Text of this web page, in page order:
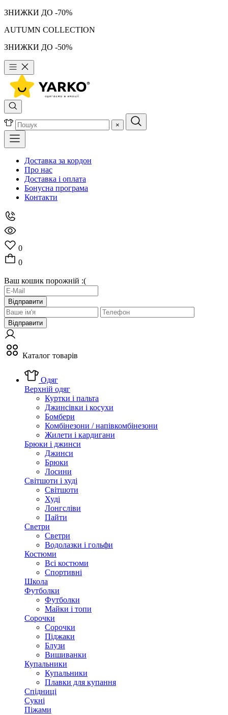
ЗНИЖКИ ДО -70%
AUTUMN COLLECTION
ЗНИЖКИ ДО -50%
×
Доставка за кордон
Про нас
Доставка і оплата
Бонусна програма
Контакти
0
0
Ваш кошик порожній :(
Відправити
Відправити
Каталог товарів
Одяг
Верхній одяг
Куртки і пальта
Джинсівки і косухи
Бомбери
Комбінезони / напівкомбінезони
Жилети і кардигани
Брюки і джинси
Джинси
Брюки
Лосини
Світшоти і худі
Світшоти
Худі
Лонгсліви
Пайти
Светри
Светри
Водолазки і гольфи
Костюми
Всі костюми
Спортивні
Школа
Футболки
Футболки
Майки і топи
Сорочки
Сорочки
Піджаки
Блузи
Вишиванки
Купальники
Купальники
Плавки для купання
Спідниці
Сукні
Піжами